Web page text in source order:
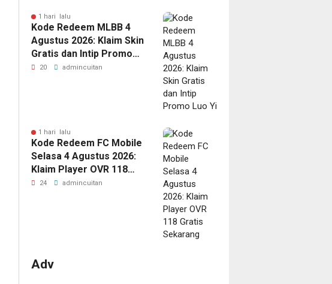
1 hari lalu
Kode Redeem MLBB 4
Agustus 2026: Klaim Skin
Gratis dan Intip Promo
Luo Yi
20 admincuitan
1 hari lalu
Kode Redeem FC Mobile
Selasa 4 Agustus 2026:
Klaim Player OVR 118
Gratis Sekarang
24 admincuitan
Adv